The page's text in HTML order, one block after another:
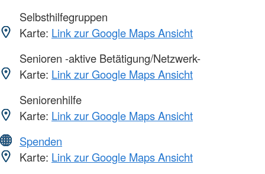
Selbsthilfegruppen
Karte: Link zur Google Maps Ansicht
Senioren -aktive Betätigung/Netzwerk-
Karte: Link zur Google Maps Ansicht
Seniorenhilfe
Karte: Link zur Google Maps Ansicht
Spenden
Karte: Link zur Google Maps Ansicht